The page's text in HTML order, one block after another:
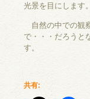
光景を目にします。
自然の中での観
で・・・だろうと
す。
共有: